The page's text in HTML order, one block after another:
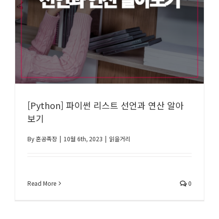
[Python] 파이썬 리스트 선언과 연산 알아
보기
By혼공족장 | 10월 6th, 2023 | 읽을거리
Read More 0